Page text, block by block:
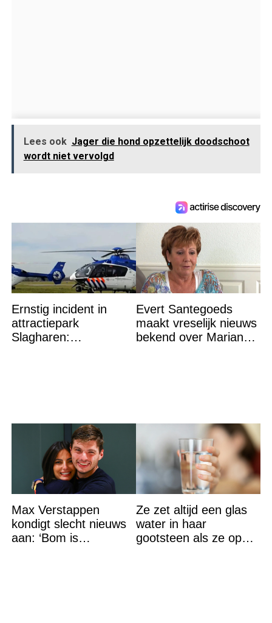
Lees ook Jager die hond opzettelijk doodschoot
wordt niet vervolgd
Ernstig incident in
attractiepark
Slagharen:
Evert Santegoeds
maakt vreselijk nieuws
bekend over Marianne
Max Verstappen
kondigt slecht nieuws
aan: ‘Bom is
Ze zet altijd een glas
water in haar
gootsteen als ze op